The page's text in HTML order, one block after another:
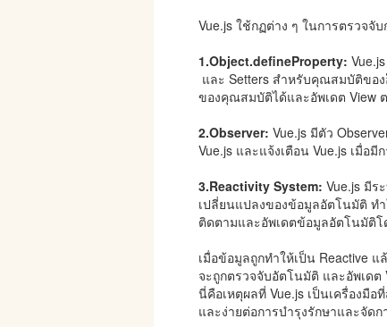
Vue.js ใช้กฏต่าง ๆ ในการตรวจจั
1.Object.defineProperty:
และ Setters สำหรับคุณสมบัติของ
ของคุณสมบัติได้และอัพเดต View
2.Observer: Vue.js มีตัว
Vue.js และแจ้งเตือน Vue.js เมื่อมี
3.Reactivity System: Vue.js มีร
เปลี่ยนแปลงของข้อมูลอัตโนมัติ ท
ติดตามและอัพเดตข้อมูลอัตโนมัติโ
เมื่อข้อมูลถูกทำให้เป็น Reactive
จะถูกตรวจจับอัตโนมัติ และอัพเดต
นี่คือเหตุผลที่ Vue.js เป็นเครื่องมื
และง่ายต่อการบำรุงรักษาและจัดก